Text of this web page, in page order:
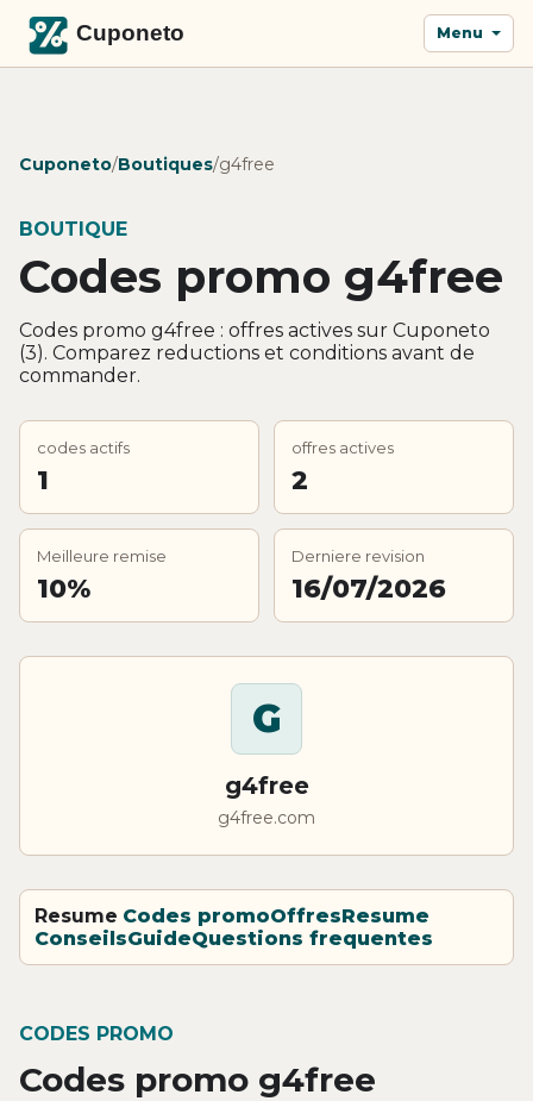
Menu
Cuponeto/Boutiques/g4free
BOUTIQUE
Codes promo g4free
Codes promo g4free : offres actives sur Cuponeto
(3). Comparez reductions et conditions avant de
commander.
codes actifs
1
offres actives
2
Meilleure remise
10%
Derniere revision
16/07/2026
G
g4free
g4free.com
Resume Codes promoOffresResume
ConseilsGuideQuestions frequentes
CODES PROMO
Codes promo g4free